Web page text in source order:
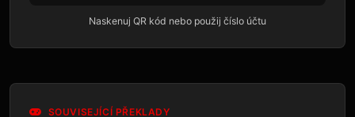
Naskenuj QR kód nebo použij číslo účtu
SOUVISEJÍCÍ PŘEKLADY